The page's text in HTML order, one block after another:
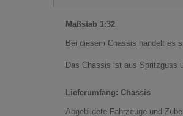
Maßstab 1:32
Bei diesem Chassis handelt es
Das Chassis ist aus Spritzguss
Lieferumfang: Chassis
Abgebildete Fahrzeuge und